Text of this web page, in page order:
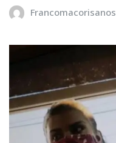
Francomacorisanos